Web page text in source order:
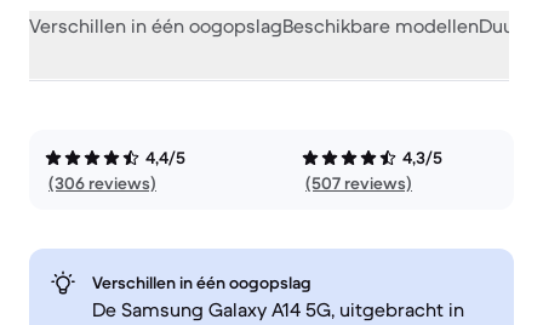
Verschillen in één oogopslagBeschikbare modellen
4,4/5
(306 reviews)
4,3/5
(507 reviews)
Verschillen in één oogopslag
De Samsung Galaxy A14 5G, uitgebracht in